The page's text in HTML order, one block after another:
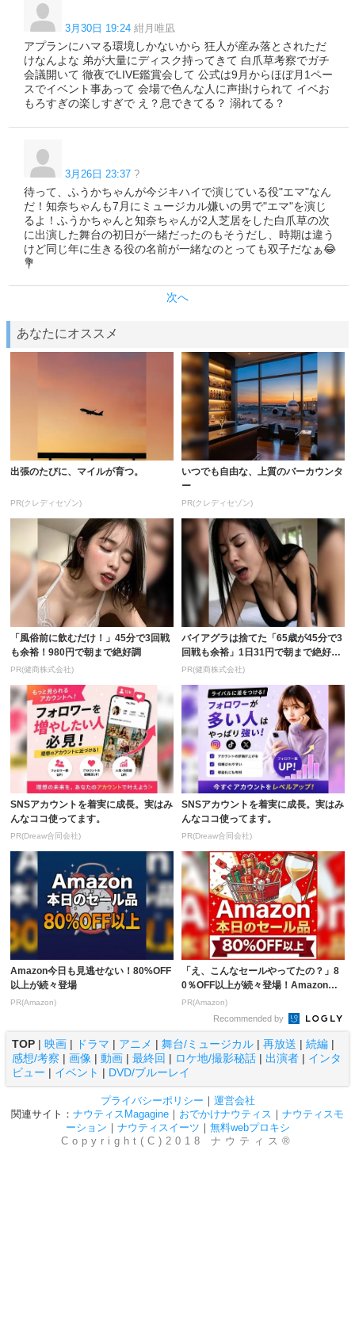
3月30日 19:24 紺月唯凪
アプランにハマる環境しかないから 狂人が産み落とされただ
けなんよな 弟が大量にディスク持ってきて 白爪草考察でガチ
会議開いて 徹夜でLIVE鑑賞会して 公式は9月からほぼ月1ペー
スでイベント事あって 会場で色んな人に声掛けられて イベお
もろすぎの楽しすぎで え？息できてる？ 溺れてる？
3月26日 23:37 ?
待って、ふうかちゃんが今ジキハイで演じている役"エマ"なん
だ！知奈ちゃんも7月にミュージカル嫌いの男で"エマ"を演じ
るよ！ふうかちゃんと知奈ちゃんが2人芝居をした白爪草の次
に出演した舞台の初日が一緒だったのもそうだし、時期は違う
けど同じ年に生きる役の名前が一緒なのとっても双子だなぁ😂
💐
次へ
あなたにオススメ
出張のたびに、マイルが育つ。
PR(クレディセゾン)
いつでも自由な、上質のバーカウンタ
ー
PR(クレディセゾン)
「風俗前に飲むだけ！」45分で3回戦
も余裕！980円で朝まで絶好調
PR(健商株式会社)
バイアグラは捨てた「65歳が45分で3
回戦も余裕」1日31円で朝まで絶好
調！
PR(健商株式会社)
SNSアカウントを着実に成長。実はみ
んなココ使ってます。
PR(Dreaw合同会社)
SNSアカウントを着実に成長。実はみ
んなココ使ってます。
PR(Dreaw合同会社)
Amazon今日も見逃せない！80%OFF
以上が続々登場
PR(Amazon)
「え、こんなセールやってたの？」8
0％OFF以上が続々登場！Amazonの
本気が...
PR(Amazon)
Recommended by
TOP | 映画 | ドラマ | アニメ | 舞台/ミュージカル | 再放送 | 続編 |
感想/考察 | 画像 | 動画 | 最終回 | ロケ地/撮影秘話 | 出演者 | インタ
ビュー | イベント | DVD/ブルーレイ
プライバシーポリシー ｜ 運営会社
関連サイト： ナウティスMagagine ｜ おでかけナウティス ｜ ナウティスモ
ーション ｜ ナウティスイーツ ｜ 無料webプロキシ
Copyright(C)2018 ナウティス®